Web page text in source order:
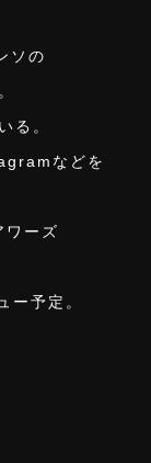
ソの
る。
などを
ワーズ
ー予定。